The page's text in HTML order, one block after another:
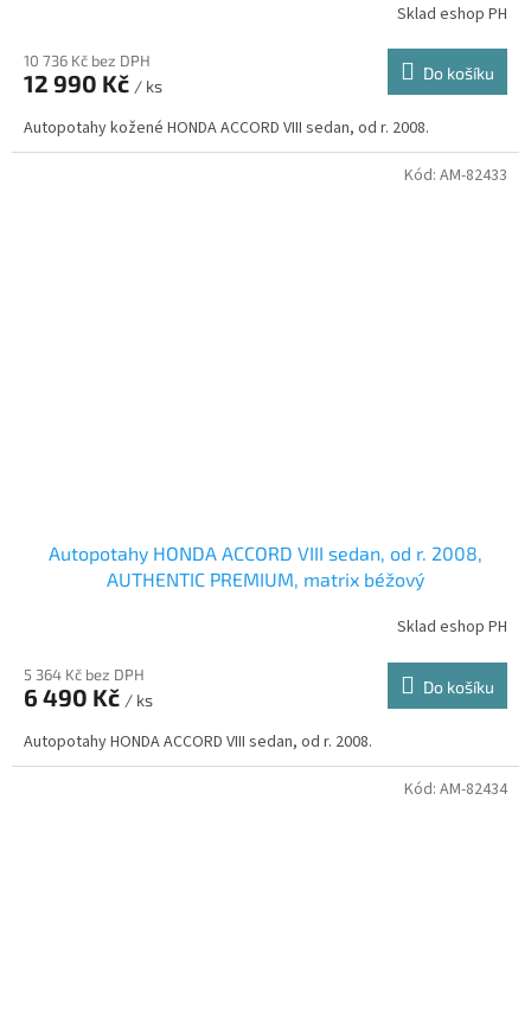
Sklad eshop PH
10 736 Kč bez DPH
12 990 Kč / ks
Do košíku
Autopotahy kožené HONDA ACCORD VIII sedan, od r. 2008.
Autopotahy HONDA ACCORD VIII sedan, od r. 2008,
AUTHENTIC PREMIUM, matrix béžový
Sklad eshop PH
5 364 Kč bez DPH
6 490 Kč / ks
Do košíku
Autopotahy HONDA ACCORD VIII sedan, od r. 2008.
Kód: AM-82433
Kód: AM-82434